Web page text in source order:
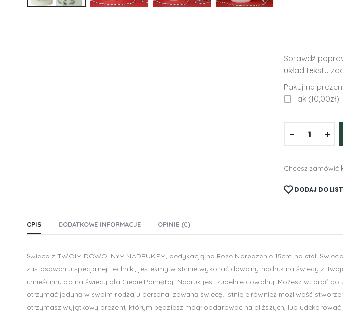
Sprawdź
układ tekstu
Pakuj na
Tak (10,00zł)
Chcesz zamówić
DODAJ DO
OPIS DODATKOWE INFORMACJE OPINIE (0)
Świeca z TWOIM DOWOLNYM NADRUKIEM, dedykacją na Boże Narodzenie 15cm na stół.
zastosowaniu specjalnej techniki, jesteśmy w stanie wykonać dowolny nadruk na świecy z
umieścimy go na świecy dla Ciebie.Pamiętaj. Nadruk jest zupełnie dowolny. Możesz wybrać
otrzymać jedyną w swoim rodzaju personalizowaną świecę. Istnieje również możliwość
otrzymasz wyjątkowy prezent, którym będziesz mógł obdarować najbliższych, lub udekorować